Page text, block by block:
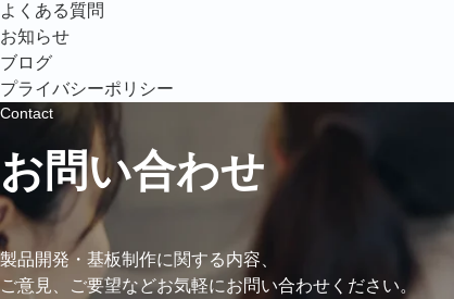
よくある質問
お知らせ
ブログ
プライバシーポリシー
Contact
お問い合わせ
製品開発・基板制作に関する内容、
ご意見、ご要望などお気軽にお問い合わせください。